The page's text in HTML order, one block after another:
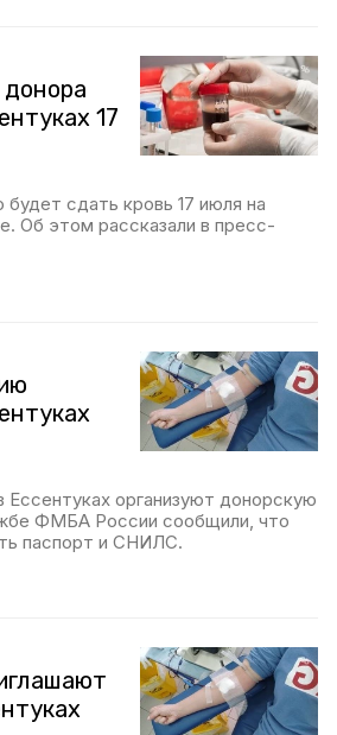
17
сдать кровь 17 июля на
Об этом рассказали в пресс-
Ессентуках организуют донорскую
ФМБА России сообщили, что
паспорт и СНИЛС.